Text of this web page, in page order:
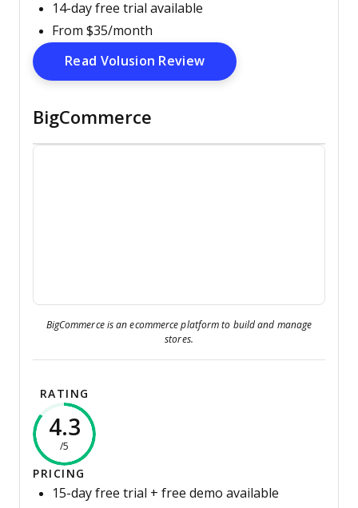
14-day free trial available
From $35/month
Read Volusion ReviewOpens New Window
BigCommerce
BigCommerce is an ecommerce platform to build and manage
stores.
RATING
4.3
/5
PRICING
15-day free trial + free demo available